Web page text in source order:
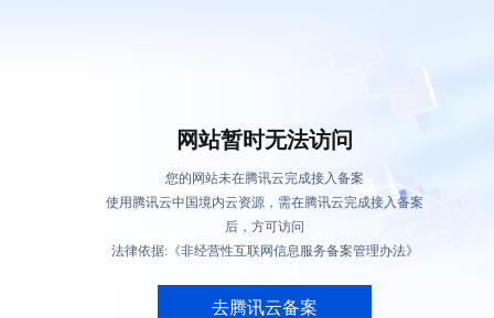
网站暂时无法访问
您的网站未在腾讯云完成接入备案
使用腾讯云中国境内云资源，需在腾讯云完成接入备案
后，方可访问
法律依据:《非经营性互联网信息服务备案管理办法》
去腾讯云备案